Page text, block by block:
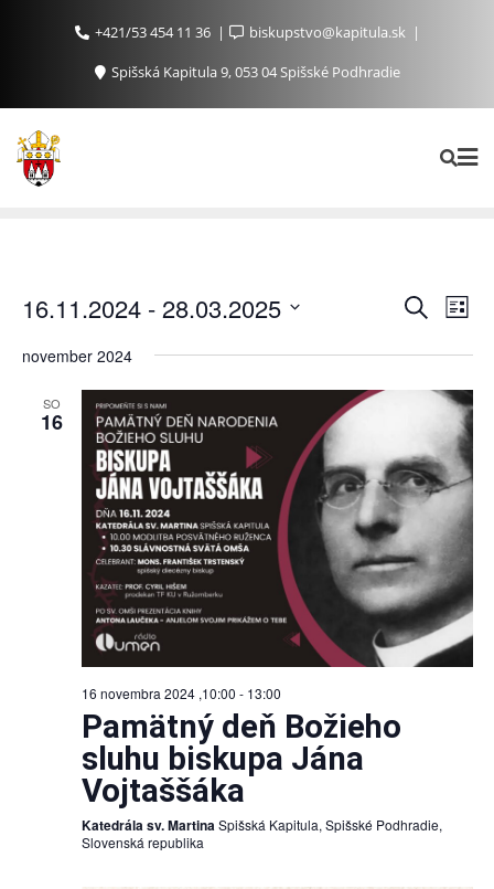
+421/53 454 11 36
biskupstvo@kapitula.sk
Spišská Kapitula 9, 053 04 Spišské Podhradie
Udalosti
and
Views
Vyhľadať
List
16.11.2024 - 28.03.2025
dátum.
november 2024
SO
16
16 novembra 2024 ,10:00 - 13:00
Pamätný deň Božieho
sluhu biskupa Jána
Vojtaššáka
Katedrála sv. MartinaSpišská Kapitula, Spišské Podhradie,
Slovenská republika